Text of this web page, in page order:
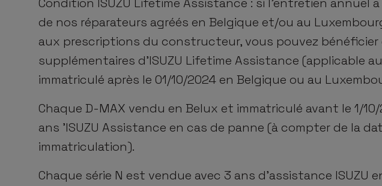
de nos réparateurs agréés en Belgique et/ou au
aux prescriptions du constructeur, vous pouvez bénéficier
supplémentaires d'ISUZU Lifetime Assistance (applicable
immatriculé après le 01/10/2024 en Belgique ou au
Chaque D-MAX vendu en Belux et immatriculé avant le 1/
ans 'ISUZU Assistance en cas de panne (à compter de la
immatriculation).
Chaque série N est vendue avec 3 ans d'assistance ISUZU